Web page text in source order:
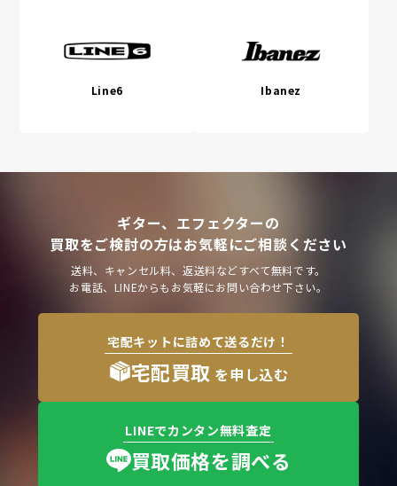
Line6 Ibanez
ギター、エフェクターの
買取をご検討の方はお気軽にご相談ください
送料、キャンセル料、返送料などすべて無料です。
お電話、LINEからもお気軽にお問い合わせ下さい。
宅配キットに詰めて送るだけ！
宅配買取 を申し込む
LINEでカンタン無料査定
買取価格を調べる